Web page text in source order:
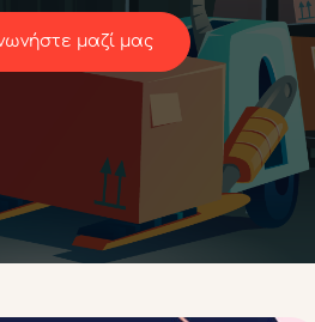
μαζί μας